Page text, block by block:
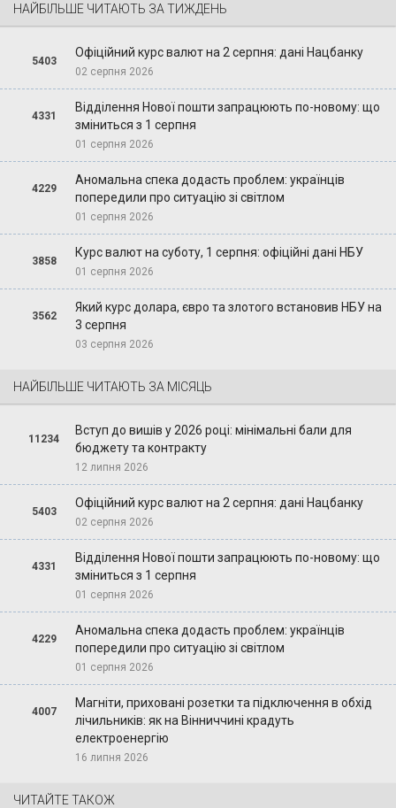
НАЙБІЛЬШЕ ЧИТАЮТЬ ЗА ТИЖДЕНЬ
5403
Офіційний курс валют на 2 серпня: дані Нацбанку
02 серпня 2026
4331
Відділення Нової пошти запрацюють по-новому: що
зміниться з 1 серпня
01 серпня 2026
4229
Аномальна спека додасть проблем: українців
попередили про ситуацію зі світлом
01 серпня 2026
3858
Курс валют на суботу, 1 серпня: офіційні дані НБУ
01 серпня 2026
3562
Який курс долара, євро та злотого встановив НБУ на
3 серпня
03 серпня 2026
НАЙБІЛЬШЕ ЧИТАЮТЬ ЗА МІСЯЦЬ
11234
Вступ до вишів у 2026 році: мінімальні бали для
бюджету та контракту
12 липня 2026
5403
Офіційний курс валют на 2 серпня: дані Нацбанку
02 серпня 2026
4331
Відділення Нової пошти запрацюють по-новому: що
зміниться з 1 серпня
01 серпня 2026
4229
Аномальна спека додасть проблем: українців
попередили про ситуацію зі світлом
01 серпня 2026
4007
Магніти, приховані розетки та підключення в обхід
лічильників: як на Вінниччині крадуть
електроенергію
16 липня 2026
ЧИТАЙТЕ ТАКОЖ